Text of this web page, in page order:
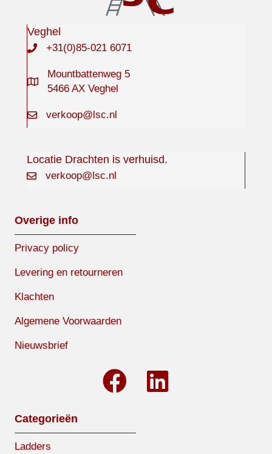
Veghel
+31(0)85-021 6071
Mountbattenweg 5
5466 AX Veghel
verkoop@lsc.nl
Locatie Drachten is verhuisd.
verkoop@lsc.nl
Overige info
Privacy policy
Levering en retourneren
Klachten
Algemene Voorwaarden
Nieuwsbrief
Categorieën
Ladders